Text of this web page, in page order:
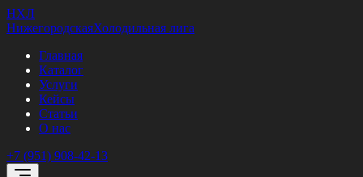
НХЛ
НижегородскаяХолодильная лига
Главная
Каталог
Услуги
Кейсы
Статьи
О нас
+7 (951) 908-42-13